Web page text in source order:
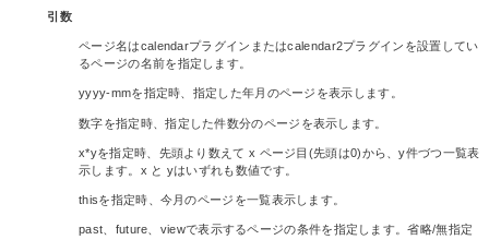
引数
ページ名はcalendarプラグインまたはcalendar2プラグインを設置してい
るページの名前を指定します。
yyyy-mmを指定時、指定した年月のページを表示します。
数字を指定時、指定した件数分のページを表示します。
x*yを指定時、先頭より数えて x ページ目(先頭は0)から、y件づつ一覧表
示します。x と yはいずれも数値です。
thisを指定時、今月のページを一覧表示します。
past、future、viewで表示するページの条件を指定します。省略/無指定